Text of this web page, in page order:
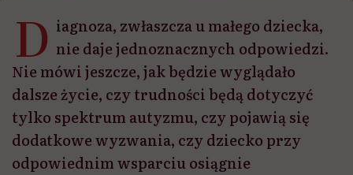
D iagnoza, zwłaszcza u małego dziecka,
nie daje jednoznacznych odpowiedzi.
Nie mówi jeszcze, jak będzie wyglądało
dalsze życie, czy trudności będą dotyczyć
tylko spektrum autyzmu, czy pojawią się
dodatkowe wyzwania, czy dziecko przy
odpowiednim wsparciu osiągnie